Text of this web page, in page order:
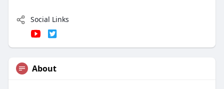
Social Links
About